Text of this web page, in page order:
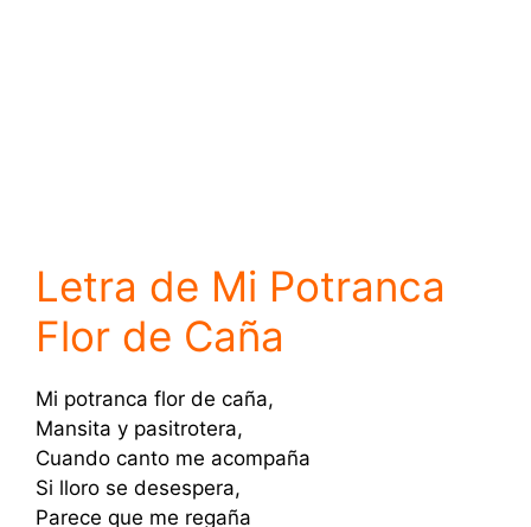
Letra de Mi Potranca
Flor de Caña
Mi potranca flor de caña,
Mansita y pasitrotera,
Cuando canto me acompaña
Si lloro se desespera,
Parece que me regaña